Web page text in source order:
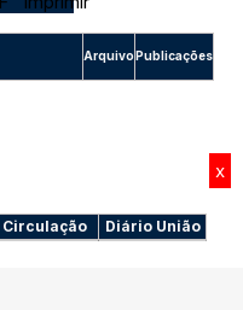
ArquivoPublicações
x
Diário União